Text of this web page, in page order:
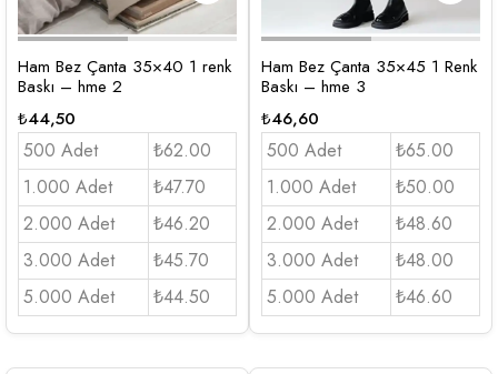
Ham Bez Çanta 35×40 1 renk
Baskı – hme 2
₺44,50
500 Adet
₺62.00
1.000 Adet
₺47.70
2.000 Adet
₺46.20
3.000 Adet
₺45.70
5.000 Adet
₺44.50
Ham Bez Çanta 35×45 1 Renk
Baskı – hme 3
₺46,60
500 Adet
₺65.00
1.000 Adet
₺50.00
2.000 Adet
₺48.60
3.000 Adet
₺48.00
5.000 Adet
₺46.60